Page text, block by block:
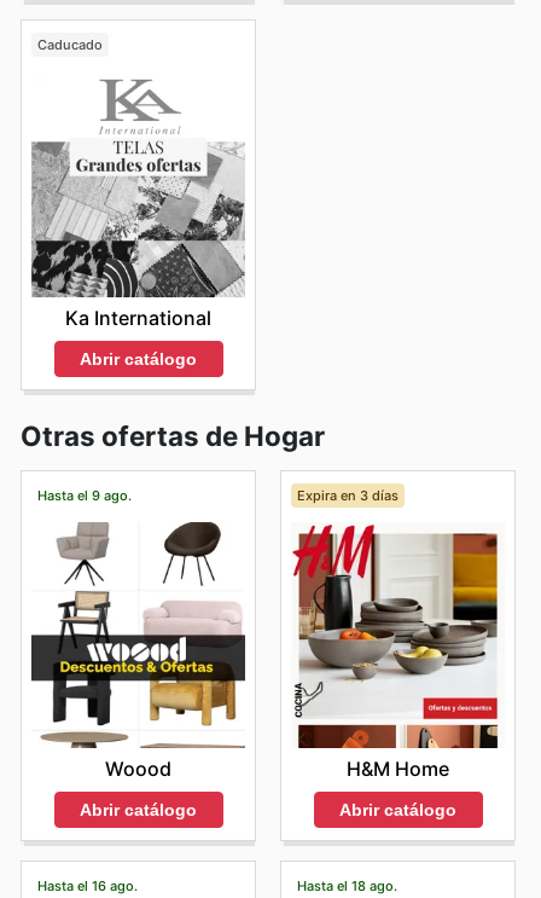
Caducado
Ka International
Abrir catálogo
Otras ofertas de Hogar
Hasta el 9 ago.
Woood
Abrir catálogo
Expira en 3 días
H&M Home
Abrir catálogo
Hasta el 16 ago. Hasta el 18 ago.